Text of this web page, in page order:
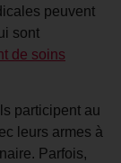
peuvent
sont
de soins
participent au
leurs armes à
Parfois,